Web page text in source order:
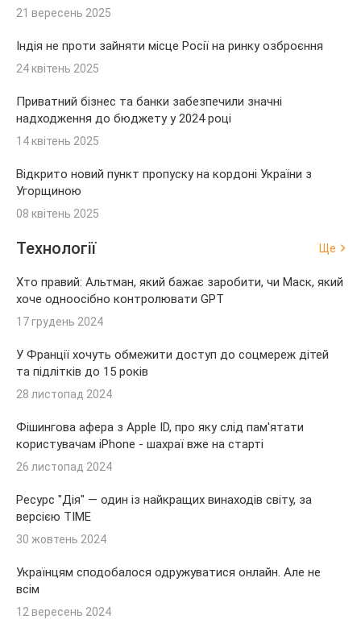
21 вересень 2025
Індія не проти зайняти місце Росії на ринку озброєння
24 квітень 2025
Приватний бізнес та банки забезпечили значні
надходження до бюджету у 2024 році
14 квітень 2025
Відкрито новий пункт пропуску на кордоні України з
Угорщиною
08 квітень 2025
Технології Ще
Хто правий: Альтман, який бажає заробити, чи Маск, який
хоче одноосібно контролювати GPT
17 грудень 2024
У Франції хочуть обмежити доступ до соцмереж дітей
та підлітків до 15 років
28 листопад 2024
Фішингова афера з Apple ID, про яку слід пам'ятати
користувачам iPhone - шахраї вже на старті
26 листопад 2024
Ресурс "Дія" — один із найкращих винаходів світу, за
версією TIME
30 жовтень 2024
Українцям сподобалося одружуватися онлайн. Але не
всім
12 вересень 2024